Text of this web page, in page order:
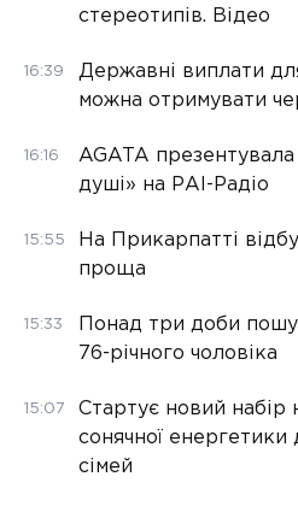
стереотипів. Відео
16:39
Державні виплати
можна отримувати
16:16
AGATA
душі» на РАІ-Радіо
15:55
На Прикарпатті
проща
15:33
Понад три доби
76-річного чоловіка
15:07
Стартує новий набір
сонячної енергетики
сімей